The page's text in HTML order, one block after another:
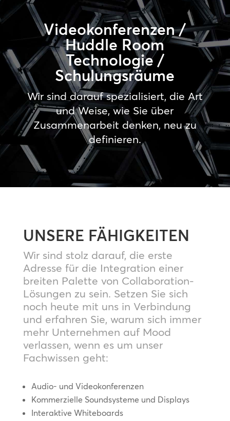
Videokonferenzen /
Huddle Room
Technologie /
Schulungsräume
Wir sind darauf spezialisiert, die Art
und Weise, wie Sie über
Zusammenarbeit denken, neu zu
definieren.
UNSERE FÄHIGKEITEN
Wir sind stolz darauf, die erste
Adresse für die Integration einer
breiten Palette von Collaboration-
Lösungen zu sein. Setzen Sie sich
noch heute mit uns in Verbindung
und erfahren Sie, warum sich immer
mehr Unternehmen auf Mood
verlassen, wenn es um unser
Fachwissen geht:
Audio- und Videokonferenzen
Kommerzielle Soundsysteme und Displays
Interaktive Whiteboards